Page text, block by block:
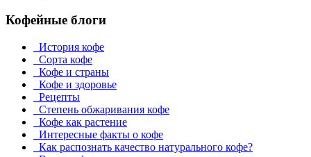
Кофейные блоги
История кофе
Сорта кофе
Кофе и страны
Кофе и здоровье
Рецепты
Степень обжаривания кофе
Кофе как растение
Интересные факты о кофе
Как распознать качество натурального кофе?